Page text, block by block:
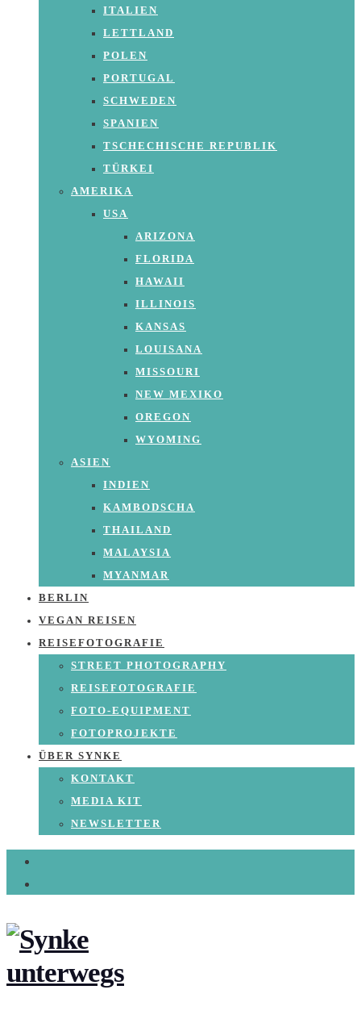
ITALIEN
LETTLAND
POLEN
PORTUGAL
SCHWEDEN
SPANIEN
TSCHECHISCHE REPUBLIK
TÜRKEI
AMERIKA
USA
ARIZONA
FLORIDA
HAWAII
ILLINOIS
KANSAS
LOUISANA
MISSOURI
NEW MEXIKO
OREGON
WYOMING
ASIEN
INDIEN
KAMBODSCHA
THAILAND
MALAYSIA
MYANMAR
BERLIN
VEGAN REISEN
REISEFOTOGRAFIE
STREET PHOTOGRAPHY
REISEFOTOGRAFIE
FOTO-EQUIPMENT
FOTOPROJEKTE
ÜBER SYNKE
KONTAKT
MEDIA KIT
NEWSLETTER